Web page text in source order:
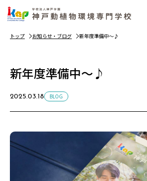
トップ お知らせ・ブログ 新年度準備中～♪
新年度準備中～♪
2025.03.18 BLOG